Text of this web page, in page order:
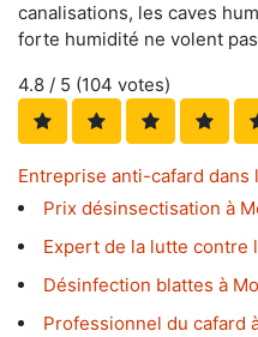
canalisations, les caves
forte humidité ne volent
4.8 / 5 (104 votes)
Entreprise anti-cafard dans
Prix désinsectisation à
Expert de la lutte contre
Désinfection blattes à
Professionnel du cafard